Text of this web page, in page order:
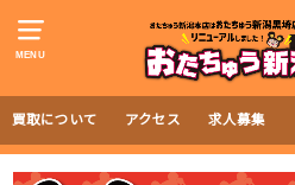
MENU
買取について アクセス 求人募集